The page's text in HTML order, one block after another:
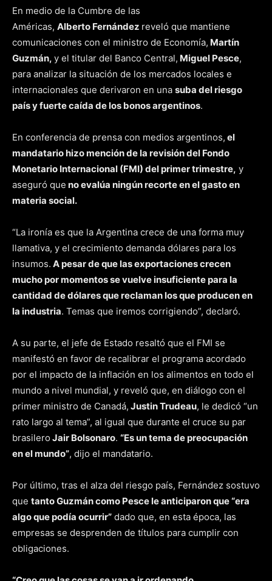
En medio de la Cumbre de las
Américas, Alberto Fernández reveló que mantiene
comunicaciones con el ministro de Economía, Martín
Guzmán, y el titular del Banco Central, Miguel Pesce,
para analizar la situación de los mercados locales e
internacionales que derivaron en una suba del riesgo
país y fuerte caída de los bonos argentinos.
En conferencia de prensa con medios argentinos, el
mandatario hizo mención de la revisión del Fondo
Monetario Internacional (FMI) del primer trimestre, y
aseguró que no evalúa ningún recorte en el gasto en
materia social.
“La ironía es que la Argentina crece de una forma muy
llamativa, y el crecimiento demanda dólares para los
insumos. A pesar de que las exportaciones crecen
mucho por momentos se vuelve insuficiente para la
cantidad de dólares que reclaman los que producen en
la industria. Temas que iremos corrigiendo”, declaró.
A su parte, el jefe de Estado resaltó que el FMI se
manifestó en favor de recalibrar el programa acordado
por el impacto de la inflación en los alimentos en todo el
mundo a nivel mundial, y reveló que, en diálogo con el
primer ministro de Canadá, Justin Trudeau, le dedicó “un
rato largo al tema”, al igual que durante el cruce su par
brasilero Jair Bolsonaro. “Es un tema de preocupación
en el mundo”, dijo el mandatario.
Por último, tras el alza del riesgo país, Fernández sostuvo
que tanto Guzmán como Pesce le anticiparon que “era
algo que podía ocurrir” dado que, en esta época, las
empresas se desprenden de títulos para cumplir con
obligaciones.